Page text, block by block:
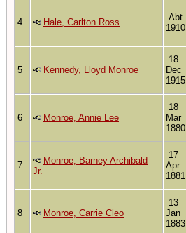
4 Hale, Carlton Ross
Abt
1910
5 Kennedy, Lloyd Monroe
18
Dec
1915
6 Monroe, Annie Lee
18
Mar
1880
7
Monroe, Barney Archibald
Jr.
17
Apr
1881
8 Monroe, Carrie Cleo
13
Jan
1883